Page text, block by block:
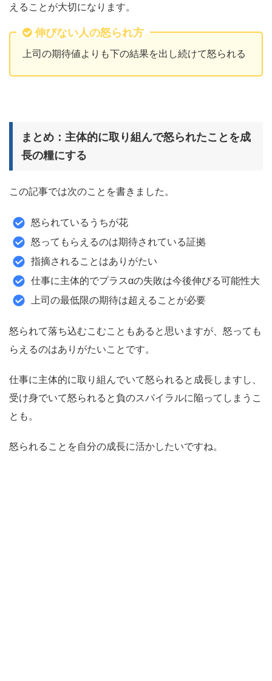
えることが大切になります。
伸びない人の怒られ方
上司の期待値よりも下の結果を出し続けて怒られる
まとめ：主体的に取り組んで怒られたことを成
長の糧にする
この記事では次のことを書きました。
怒られているうちが花
怒ってもらえるのは期待されている証拠
指摘されることはありがたい
仕事に主体的でプラスαの失敗は今後伸びる可能性大
上司の最低限の期待は超えることが必要
怒られて落ち込むこむこともあると思いますが、怒っても
らえるのはありがたいことです。
仕事に主体的に取り組んでいて怒られると成長しますし、
受け身でいて怒られると負のスパイラルに陥ってしまうこ
とも。
怒られることを自分の成長に活かしたいですね。